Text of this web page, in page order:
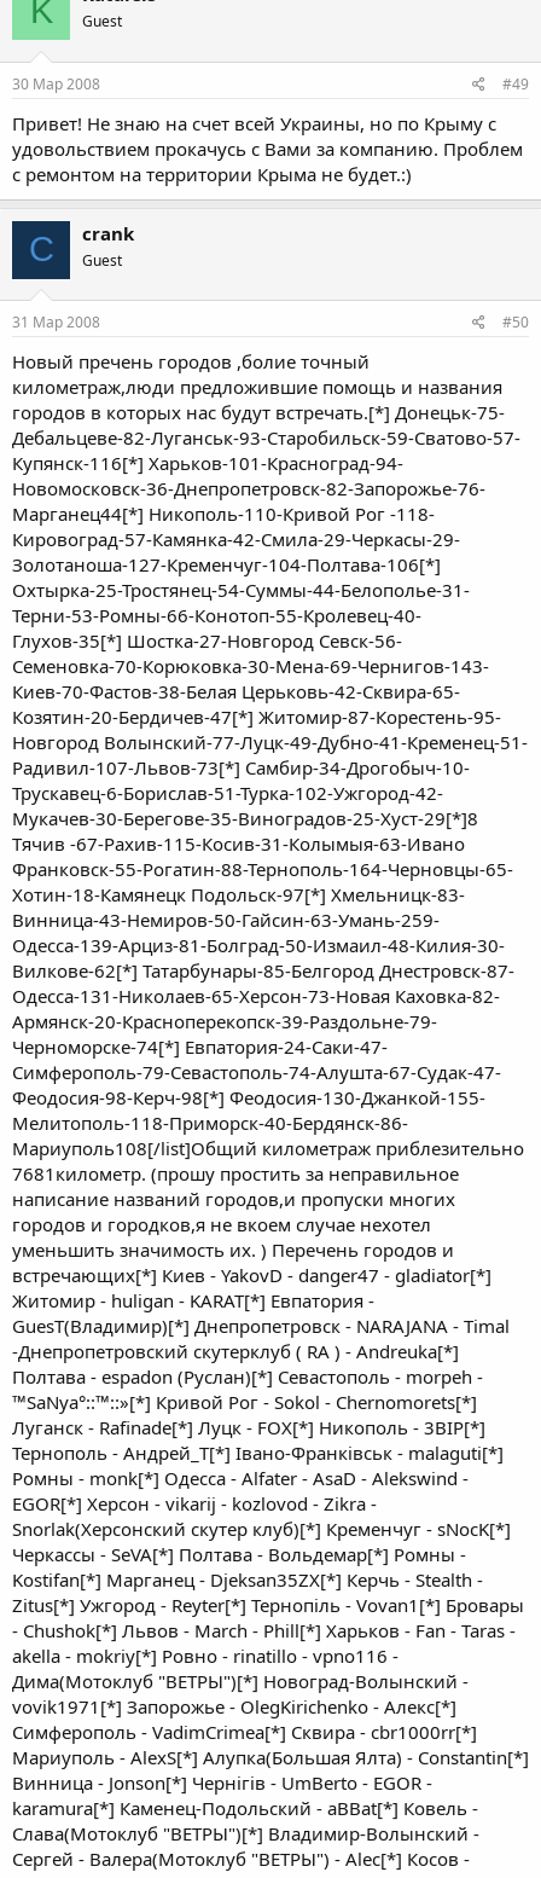
K Guest
30 Мар 2008 #49
Привет! Не знаю на счет всей Украины, но по Крыму с
удовольствием прокачусь с Вами за компанию. Проблем
с ремонтом на территории Крыма не будет.:)
C crank
Guest
31 Мар 2008 #50
Новый пречень городов ,болие точный
километраж,люди предложившие помощь и названия
городов в которых нас будут встречать.[*] Донецьк-75-
Дебальцеве-82-Луганськ-93-Старобильск-59-Сватово-57-
Купянск-116[*] Харьков-101-Красноград-94-
Новомосковск-36-Днепропетровск-82-Запорожье-76-
Марганец44[*] Никополь-110-Кривой Рог -118-
Кировоград-57-Камянка-42-Смила-29-Черкасы-29-
Золотаноша-127-Кременчуг-104-Полтава-106[*]
Охтырка-25-Тростянец-54-Суммы-44-Белополье-31-
Терни-53-Ромны-66-Конотоп-55-Кролевец-40-
Глухов-35[*] Шостка-27-Новгород Севск-56-
Семеновка-70-Корюковка-30-Мена-69-Чернигов-143-
Киев-70-Фастов-38-Белая Церьковь-42-Сквира-65-
Козятин-20-Бердичев-47[*] Житомир-87-Корестень-95-
Новгород Волынский-77-Луцк-49-Дубно-41-Кременец-51-
Радивил-107-Львов-73[*] Самбир-34-Дрогобыч-10-
Трускавец-6-Борислав-51-Турка-102-Ужгород-42-
Мукачев-30-Берегове-35-Виноградов-25-Хуст-29[*]8
Тячив -67-Рахив-115-Косив-31-Колымыя-63-Ивано
Франковск-55-Рогатин-88-Тернополь-164-Черновцы-65-
Хотин-18-Камянецк Подольск-97[*] Хмельницк-83-
Винница-43-Немиров-50-Гайсин-63-Умань-259-
Одесса-139-Арциз-81-Болград-50-Измаил-48-Килия-30-
Вилкове-62[*] Татарбунары-85-Белгород Днестровск-87-
Одесса-131-Николаев-65-Херсон-73-Новая Каховка-82-
Армянск-20-Красноперекопск-39-Раздольне-79-
Черноморске-74[*] Евпатория-24-Саки-47-
Симферополь-79-Севастополь-74-Алушта-67-Судак-47-
Феодосия-98-Керч-98[*] Феодосия-130-Джанкой-155-
Мелитополь-118-Приморск-40-Бердянск-86-
Мариуполь108[/list]Общий километраж приблезительно
7681километр. (прошу простить за неправильное
написание названий городов,и пропуски многих
городов и городков,я не вкоем случае нехотел
уменьшить значимость их. ) Перечень городов и
встречающих[*] Киев - YakovD - danger47 - gladiator[*]
Житомир - huligan - KARAT[*] Евпатория -
GuesT(Владимир)[*] Днепропетровск - NARAJANA - Timal
-Днепропетровский скутерклуб ( RA ) - Andreuka[*]
Полтава - espadon (Руслан)[*] Севастополь - morpeh -
™SaNya°::™::»[*] Кривой Рог - Sokol - Chernomorets[*]
Луганск - Rafinade[*] Луцк - FOX[*] Никополь - 3BIP[*]
Тернополь - Андрей_Т[*] Івано-Франківськ - malaguti[*]
Ромны - monk[*] Одесса - Alfater - AsaD - Alekswind -
EGOR[*] Херсон - vikarij - kozlovod - Zikra -
Snorlak(Херсонский скутер клуб)[*] Кременчуг - sNocK[*]
Черкассы - SeVA[*] Полтава - Вольдемар[*] Ромны -
Kostifan[*] Марганец - Djeksan35ZX[*] Керчь - Stealth -
Zitus[*] Ужгород - Reyter[*] Тернопiль - Vovan1[*] Бровары
- Chushok[*] Львов - March - Phill[*] Харьков - Fan - Taras -
akella - mokriy[*] Ровно - rinatillo - vpno116 -
Дима(Мотоклуб "ВЕТРЫ")[*] Новоград-Волынский -
vovik1971[*] Запорожье - OlegKirichenko - Алекс[*]
Симферополь - VadimCrimea[*] Сквира - cbr1000rr[*]
Мариуполь - AlexS[*] Алупка(Большая Ялта) - Constantin[*]
Винница - Jonson[*] Чернігів - UmBerto - EGOR -
karamura[*] Каменец-Подольский - aBBat[*] Ковель -
Слава(Мотоклуб "ВЕТРЫ")[*] Владимир-Волынский -
Сергей - Валера(Мотоклуб "ВЕТРЫ") - Alec[*] Косов -